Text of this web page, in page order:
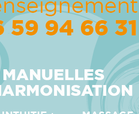
et
âge